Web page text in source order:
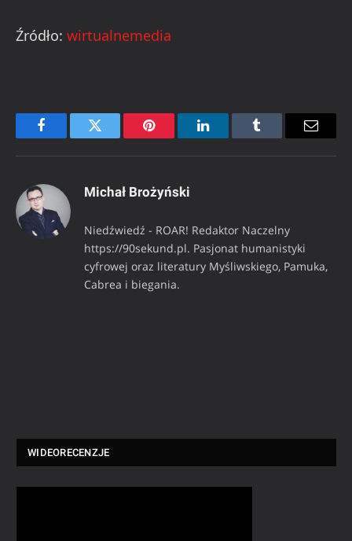
Źródło: wirtualnemedia
FacebookTwitter Pinterest LinkedInTumblr Email
Michał Brożyński
Niedźwiedź - ROAR! Redaktor Naczelny
https://90sekund.pl. Pasjonat humanistyki
cyfrowej oraz literatury Myśliwskiego, Pamuka,
Cabrea i biegania.
WIDEORECENZJE